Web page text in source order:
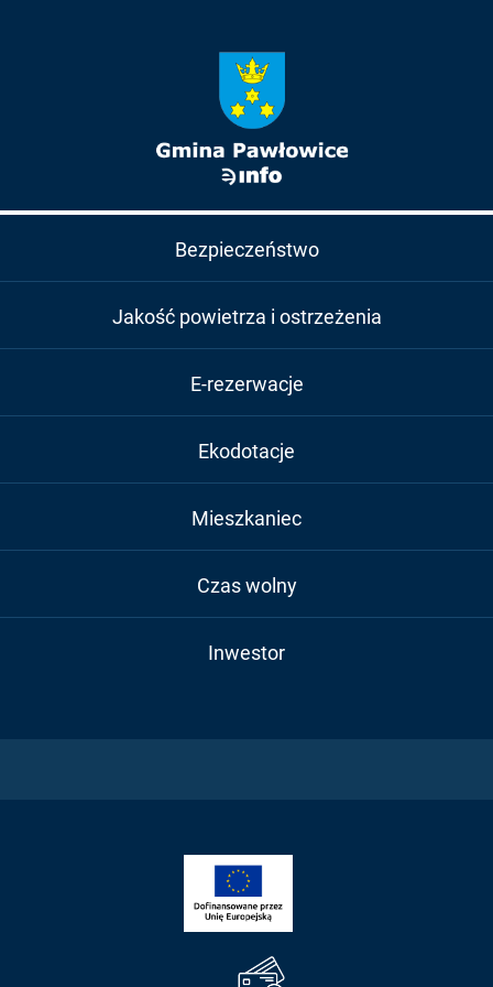
Bezpieczeństwo
Jakość powietrza i ostrzeżenia
E-rezerwacje
Ekodotacje
Mieszkaniec
Czas wolny
Inwestor